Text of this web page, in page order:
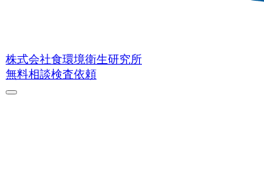
株式会社食環境衛生研究所
無料相談検査依頼